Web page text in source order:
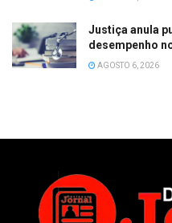
Justiça anula
desempenho
AGOSTO 6, 2026